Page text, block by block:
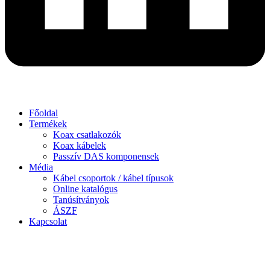
Főoldal
Termékek
Koax csatlakozók
Koax kábelek
Passzív DAS komponensek
Média
Kábel csoportok / kábel típusok
Online katalógus
Tanúsítványok
ÁSZF
Kapcsolat